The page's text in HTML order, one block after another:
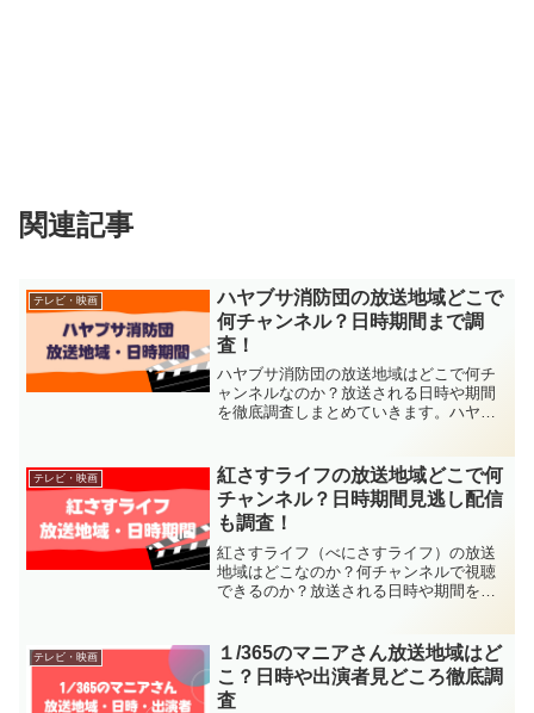
関連記事
テレビ・映画
ハヤブサ消防団の放送地域どこで
何チャンネル？日時期間まで調
査！
ハヤブサ消防団の放送地域はどこで何チ
ャンネルなのか？放送される日時や期間
を徹底調査しまとめていきます。ハヤブ
お住いの地域では地上波放送をチェック
することができるのか？何
テレビ・映画
紅さすライフの放送地域どこで何
チャンネル？日時期間見逃し配信
も調査！
紅さすライフ（べにさすライフ）の放送
地域はどこなのか？何チャンネルで視聴
できるのか？放送される日時や期間を徹
が主演ということで注目していますよ
ね！一緒に出演される方が誰
テレビ・映画
１/365のマニアさん放送地域はど
こ？日時や出演者見どころ徹底調
査